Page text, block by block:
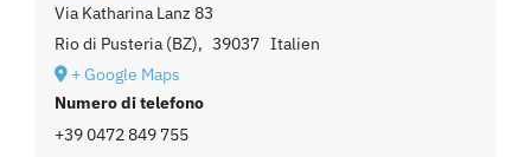
Via Katharina Lanz 83
Rio di Pusteria (BZ), 39037 Italien
+ Google Maps
Numero di telefono
+39 0472 849 755